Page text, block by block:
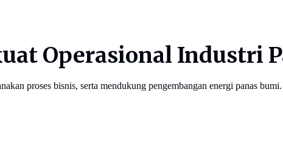
Operasional Industri
proses bisnis, serta mendukung pengembangan energi panas bumi.